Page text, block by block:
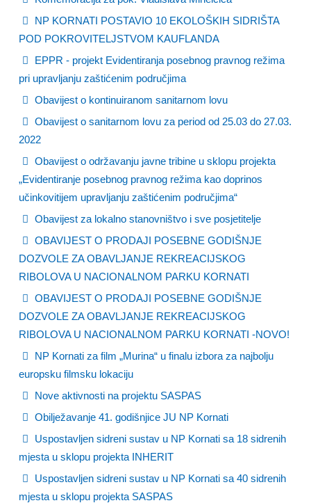
NP KORNATI POSTAVIO 10 EKOLOŠKIH SIDRIŠTA
POD POKROVITELJSTVOM KAUFLANDA
EPPR - projekt Evidentiranja posebnog pravnog režima
pri upravljanju zaštićenim područjima
Obavijest o kontinuiranom sanitarnom lovu
Obavijest o sanitarnom lovu za period od 25.03 do 27.03.
2022
Obavijest o održavanju javne tribine u sklopu projekta
„Evidentiranje posebnog pravnog režima kao doprinos
učinkovitijem upravljanju zaštićenim područjima“
Obavijest za lokalno stanovništvo i sve posjetitelje
OBAVIJEST O PRODAJI POSEBNE GODIŠNJE
DOZVOLE ZA OBAVLJANJE REKREACIJSKOG
RIBOLOVA U NACIONALNOM PARKU KORNATI
OBAVIJEST O PRODAJI POSEBNE GODIŠNJE
DOZVOLE ZA OBAVLJANJE REKREACIJSKOG
RIBOLOVA U NACIONALNOM PARKU KORNATI -NOVO!
NP Kornati za film „Murina“ u finalu izbora za najbolju
europsku filmsku lokaciju
Nove aktivnosti na projektu SASPAS
Obilježavanje 41. godišnjice JU NP Kornati
Uspostavljen sidreni sustav u NP Kornati sa 18 sidrenih
mjesta u sklopu projekta INHERIT
Uspostavljen sidreni sustav u NP Kornati sa 40 sidrenih
mjesta u sklopu projekta SASPAS